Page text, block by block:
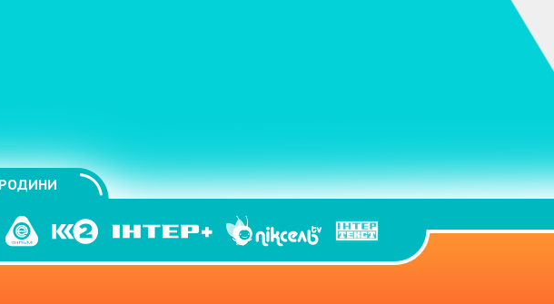
РОДИНИ